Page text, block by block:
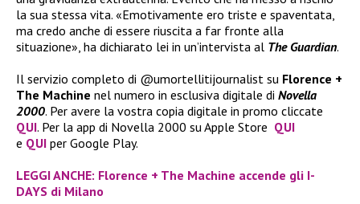
la sua stessa vita. «Emotivamente ero triste e spaventata,
ma credo anche di essere riuscita a far fronte alla
situazione», ha dichiarato lei in un’intervista al The Guardian.
Il servizio completo di @umortellitijournalist su Florence +
The Machine nel numero in esclusiva digitale di Novella
2000. Per avere la vostra copia digitale in promo cliccate
QUI. Per la app di Novella 2000 su Apple Store QUI
e QUI per Google Play.
LEGGI ANCHE: Florence + The Machine accende gli I-
DAYS di Milano